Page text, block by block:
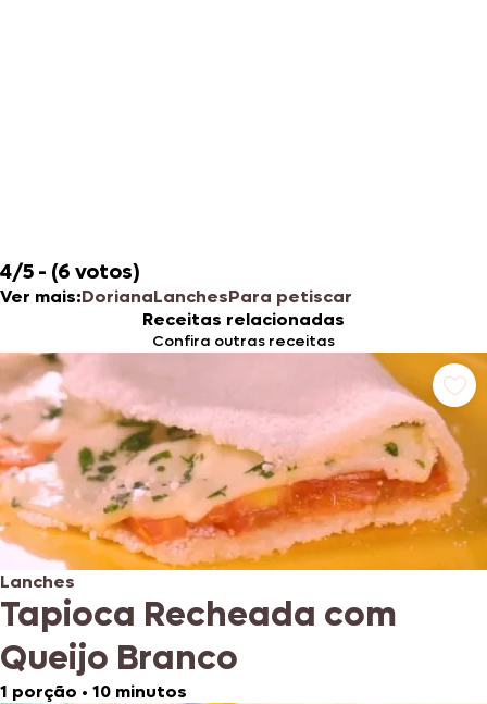
4/5 - (6 votos)
Ver mais:DorianaLanchesPara petiscar ​​
Receitas relacionadas
Confira outras receitas
Lanches
Tapioca Recheada com
Queijo Branco
1 porção • 10 minutos